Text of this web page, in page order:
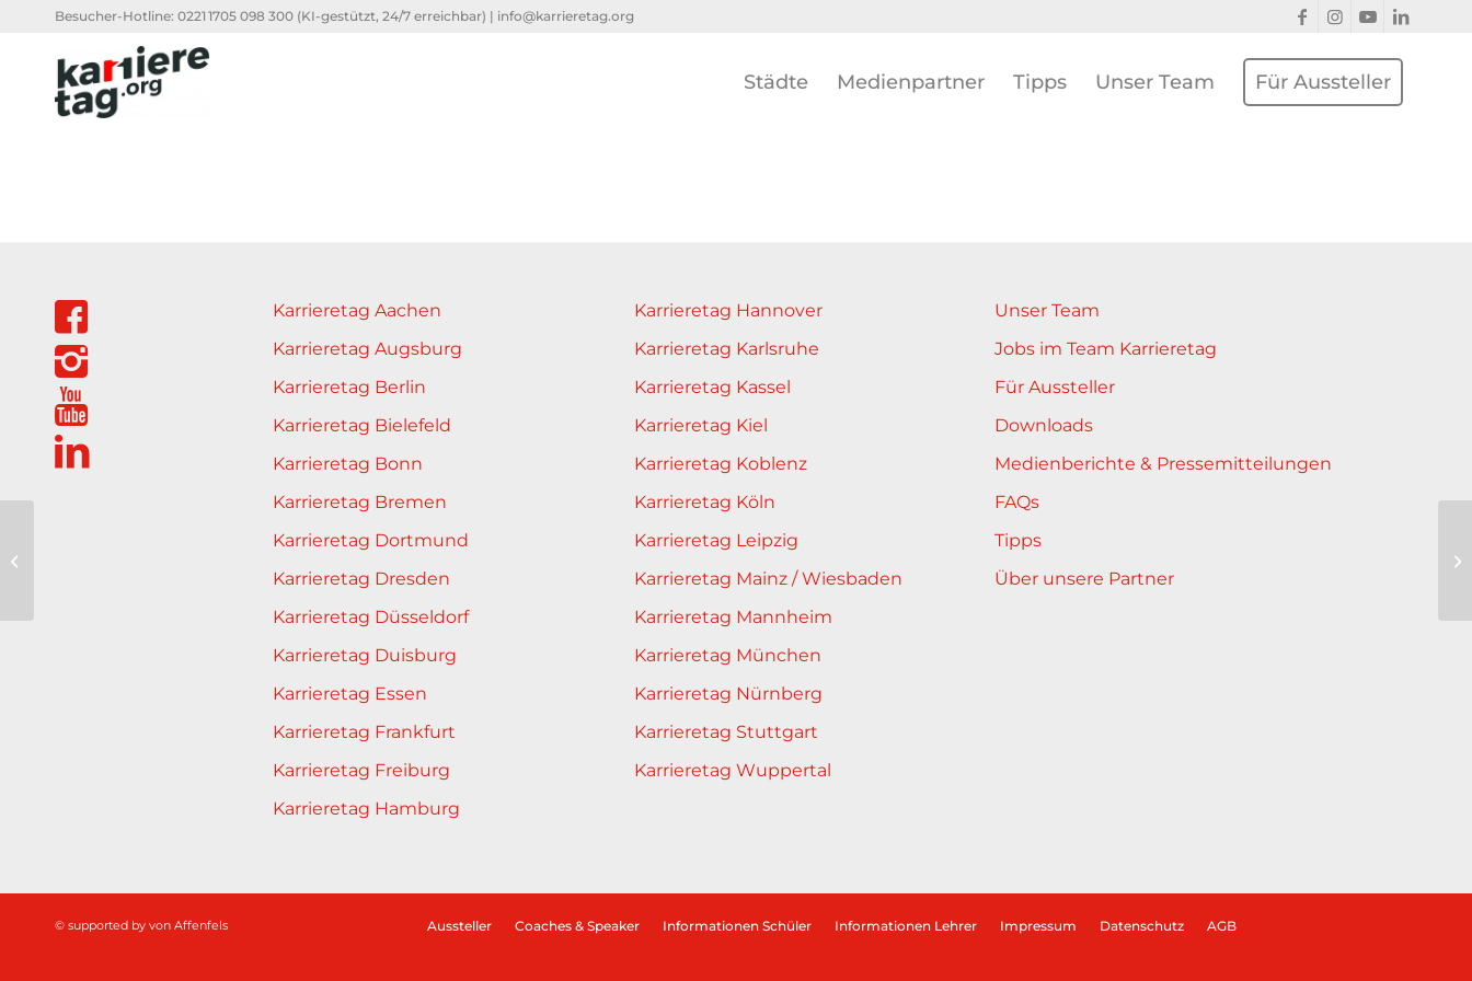
Besucher-Hotline: 0221 1705 098 300 (KI-gestützt, 24/7 erreichbar) | info@karrieretag.org
Städte Medienpartner Tipps Unser Team Für Aussteller
Karrieretag Aachen
Karrieretag Augsburg
Karrieretag Berlin
Karrieretag Bielefeld
Karrieretag Bonn
Karrieretag Bremen
Karrieretag Dortmund
Karrieretag Dresden
Karrieretag Düsseldorf
Karrieretag Duisburg
Karrieretag Essen
Karrieretag Frankfurt
Karrieretag Freiburg
Karrieretag Hamburg
Karrieretag Hannover
Karrieretag Karlsruhe
Karrieretag Kassel
Karrieretag Kiel
Karrieretag Koblenz
Karrieretag Köln
Karrieretag Leipzig
Karrieretag Mainz / Wiesbaden
Karrieretag Mannheim
Karrieretag München
Karrieretag Nürnberg
Karrieretag Stuttgart
Karrieretag Wuppertal
Unser Team
Jobs im Team Karrieretag
Für Aussteller
Downloads
Medienberichte & Pressemitteilungen
FAQs
Tipps
Über unsere Partner
© supported by von Affenfels Aussteller Coaches & Speaker Informationen Schüler Informationen Lehrer Impressum Datenschutz AGB